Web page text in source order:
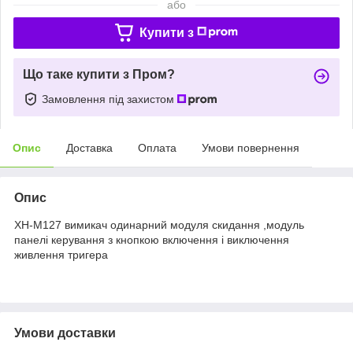
або
Купити з
Що таке купити з Пром?
Замовлення під захистом
Опис Доставка Оплата Умови повернення
Опис
XH-M127 вимикач одинарний модуля скидання ,модуль
панелі керування з кнопкою включення і виключення
живлення тригера
Умови доставки